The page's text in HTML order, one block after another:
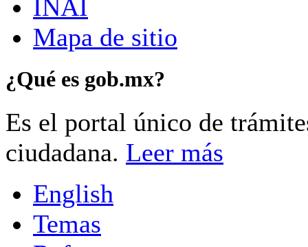
INAI
Mapa de sitio
¿Qué es gob.mx?
Es el portal único de
ciudadana. Leer más
English
Temas